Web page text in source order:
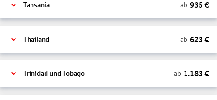
Tansania ab 935 €
Thailand ab 623 €
Trinidad und Tobago ab 1.183 €